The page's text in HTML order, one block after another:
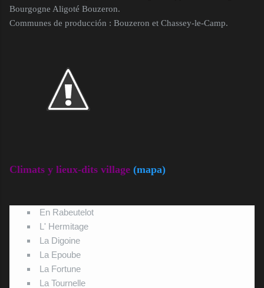
Bourgogne Aligoté Bouzeron.
Communes de producción : Bouzeron et Chassey-le-Camp.
Climats y lieux-dits village (mapa)
En Rabeutelot
L' Hermitage
La Digoine
La Epoube
La Fortune
La Tournelle